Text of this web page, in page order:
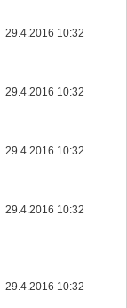
29.4.2016 10:32
29.4.2016 10:32
29.4.2016 10:32
29.4.2016 10:32
29.4.2016 10:32